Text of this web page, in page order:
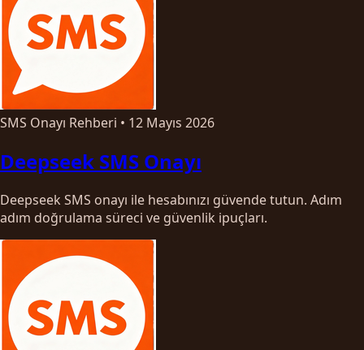
SMS Onayı Rehberi • 12 Mayıs 2026
Deepseek SMS Onayı
Deepseek SMS onayı ile hesabınızı güvende tutun. Adım
adım doğrulama süreci ve güvenlik ipuçları.